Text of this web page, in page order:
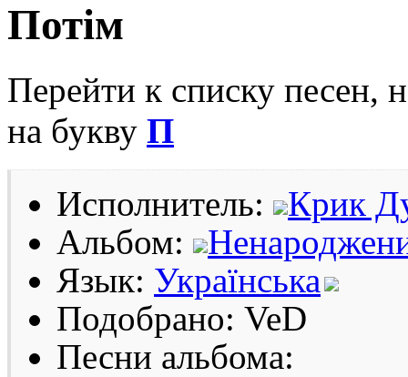
Потім
Перейти к списку песен,
на букву П
Исполнитель:
Крик
Альбом:
Язык: Українська
Подобрано: VeD
Песни альбома: